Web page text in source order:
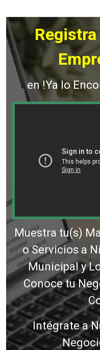
en !Ya lo
Muestra tu(s)
o Servicios a
Municipal y
Conoce tu
Intégrate a